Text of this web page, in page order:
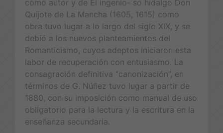
como autor y de El ingenio- so hidalgo Don
Quijote de La Mancha (1605, 1615) como
obra tuvo lugar a lo largo del siglo XIX, y se
debió a los nuevos planteamientos del
Romanticismo, cuyos adeptos iniciaron esta
labor de recuperación con entusiasmo. La
consagración definitiva “canonización”, en
términos de G. Núñez tuvo lugar a partir de
1880, con su imposición como manual de uso
obligatorio para la lectura y la escritura en la
enseñanza secundaria.